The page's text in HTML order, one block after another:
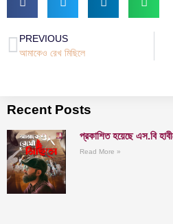
PREVIOUS
আমাকেও রেখ মিছিলে
Recent Posts
প্রকাশিত হয়েছে এস.বি
Read More »